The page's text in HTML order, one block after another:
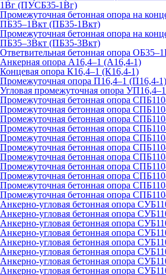
1Вг (ПУСБ35-1Вг)
Промежуточная бетонная опора на
ПБ35–1Вкт (ПБ35-1Вкт)
Промежуточная бетонная опора на
ПБ35–3Вкт (ПБ35-3Вкт)
Ответвительная бетонная опора
Анкерная опора А16,4–1 (А16,4-1)
Концевая опора К16,4–1 (К16,4-1)
Промежуточная опора П16,4–1 (П16,4-1)
Угловая промежуточная опора
Промежуточная бетонная опора
Промежуточная бетонная опора
Промежуточная бетонная опора
Промежуточная бетонная опора
Промежуточная бетонная опора
Промежуточная бетонная опора
Промежуточная бетонная опора
Промежуточная бетонная опора
Промежуточная бетонная опора
Промежуточная бетонная опора
Промежуточная бетонная опора
Анкерно-угловая бетонная опора
Анкерно-угловая бетонная опора
Анкерно-угловая бетонная опора
Анкерно-угловая бетонная опора
Анкерно-угловая бетонная опора
Анкерно-угловая бетонная опора
Анкерно-угловая бетонная опора
Анкерно-угловая бетонная опора